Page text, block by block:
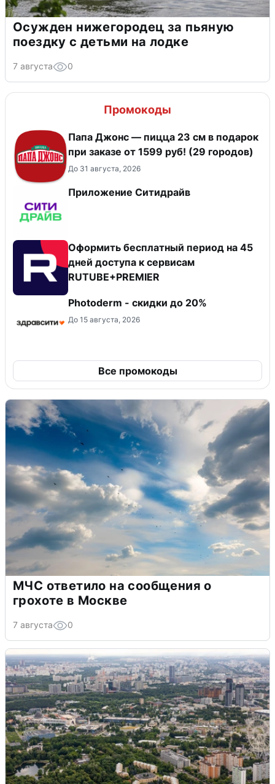
Осужден нижегородец за пьяную
поездку с детьми на лодке
7 августа 0
Промокоды
Папа Джонс — пицца 23 см в подарок
при заказе от 1599 руб! (29 городов)
До 31 августа, 2026
Приложение Ситидрайв
Оформить бесплатный период на 45
дней доступа к сервисам
RUTUBE+PREMIER
Photoderm - скидки до 20%
До 15 августа, 2026
Все промокоды
МЧС ответило на сообщения о
грохоте в Москве
7 августа 0